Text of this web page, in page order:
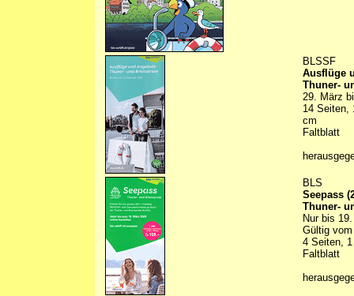
BLSSF
Ausflüge
Thuner-
29. März
14 Seiten,
cm
Faltblatt
BLS
Seepass
Thuner-
Nur bis
Gültig
4 Seiten,
Faltblatt